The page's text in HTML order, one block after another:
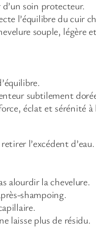
soin protecteur.
l’équilibre du cuir
souple, légère
subtilement
éclat et sérénité à
l’excédent d’eau.
alourdir la chevelure.
shampoing.
laisse plus de résidu.